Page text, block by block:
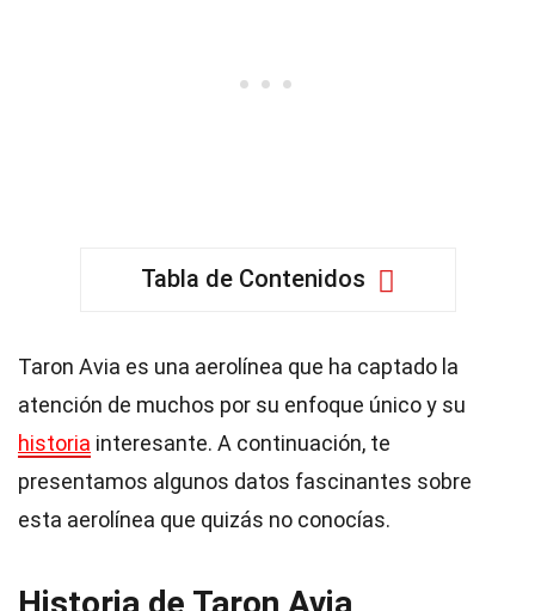
Tabla de Contenidos
Taron Avia es una aerolínea que ha captado la
atención de muchos por su enfoque único y su
historia interesante. A continuación, te
presentamos algunos datos fascinantes sobre
esta aerolínea que quizás no conocías.